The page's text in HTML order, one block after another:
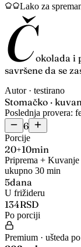
Lako za
Čokolada i
savršene da se
Autor · testirano
Stomačko ·
Poslednja provera:
6
Porcije
20+10min
Priprema + Kuvanje
ukupno 30 min
5dana
U frižideru
134RSD
Po porciji
Premium · ušteda